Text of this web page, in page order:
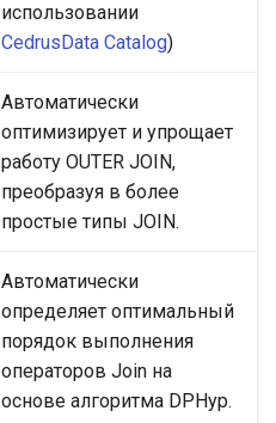
использовании
CedrusData Catalog)
Автоматически
оптимизирует и упрощает
работу OUTER JOIN,
преобразуя в более
простые типы JOIN.
Автоматически
определяет оптимальный
порядок выполнения
операторов Join на
основе алгоритма DPHyp.